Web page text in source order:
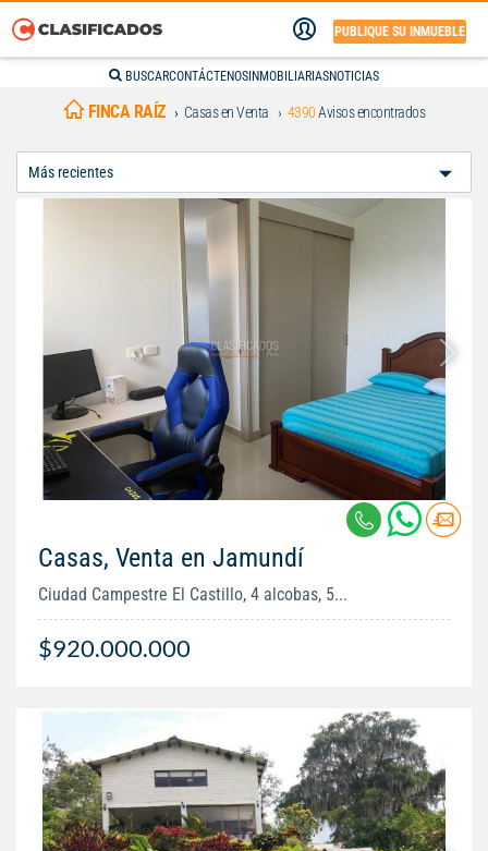
PUBLIQUE SU INMUEBLE
BUSCARCONTÁCTENOS INMOBILIARIASNOTICIAS
FINCA RAÍZ Casas en Venta 4390Avisos encontrados
Casas, Venta en Jamundí
Ciudad Campestre El Castillo, 4 alcobas, 5...
$920.000.000